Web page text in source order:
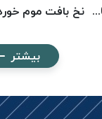
نخ بافت موم خورده امگا 6001 (500 متری) OMEGA
بیشتر